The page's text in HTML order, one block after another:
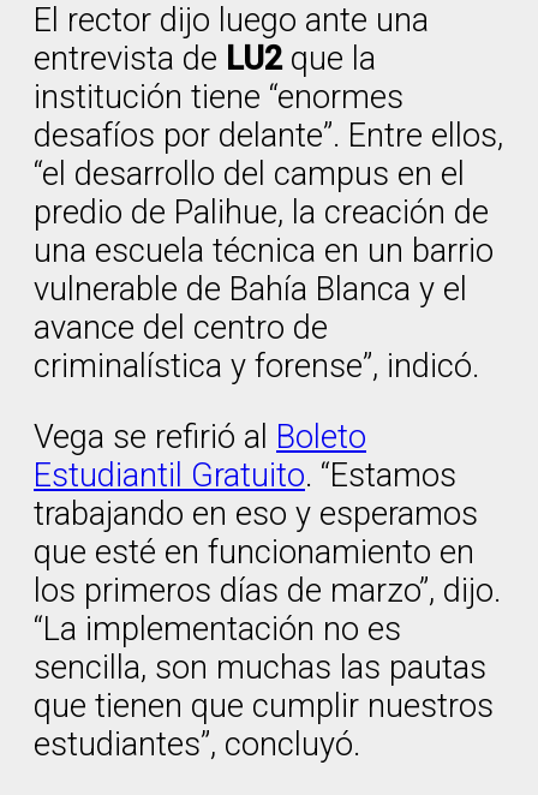
El rector dijo luego ante una
entrevista de LU2que la
institución tiene “enormes
desafíos por delante”. Entre ellos,
“el desarrollo del campus en el
predio de Palihue, la creación de
una escuela técnica en un barrio
vulnerable de Bahía Blanca y el
avance del centro de
criminalística y forense”, indicó.
Vega se refirió al Boleto
Estudiantil Gratuito. “Estamos
trabajando en eso y esperamos
que esté en funcionamiento en
los primeros días de marzo”, dijo.
“La implementación no es
sencilla, son muchas las pautas
que tienen que cumplir nuestros
estudiantes”, concluyó.